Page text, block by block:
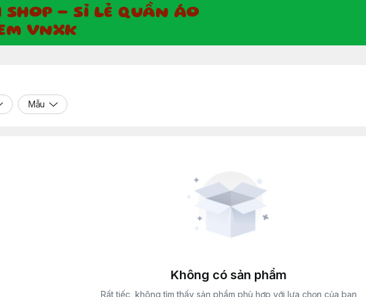
SHOP - SỈ LẺ QUẦN ÁO
VNXK
Mẫu
Không có sản phẩm
Rất tiếc, không tìm thấy sản phẩm phù hợp với lựa chọn của bạn